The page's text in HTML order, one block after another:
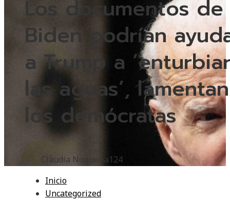
Los documentos de
Biden podrían
a Trump a
las aguas’, lamentan
los demócratas
Claudia Nogueira124
Inicio
Uncategorized